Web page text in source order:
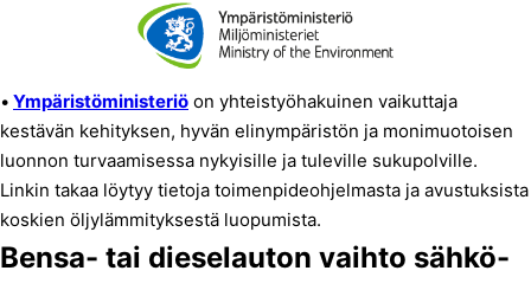
• Ympäristöministeriö on yhteistyöhakuinen vaikuttaja
kestävän kehityksen, hyvän elinympäristön ja monimuotoisen
luonnon turvaamisessa nykyisille ja tuleville sukupolville.
Linkin takaa löytyy tietoja toimenpideohjelmasta ja avustuksista
koskien öljylämmityksestä luopumista.
Bensa- tai dieselauton vaihto sähkö-